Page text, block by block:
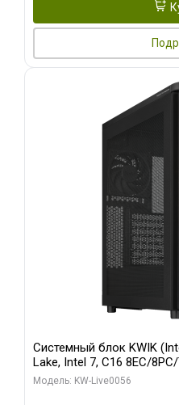
Системный блок KWIK
Lake, Intel 7, C16 8EC/
Palit RTX5080 INFINITY 3
Модель: KW-Live0056